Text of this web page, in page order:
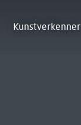
Kunstverkenner